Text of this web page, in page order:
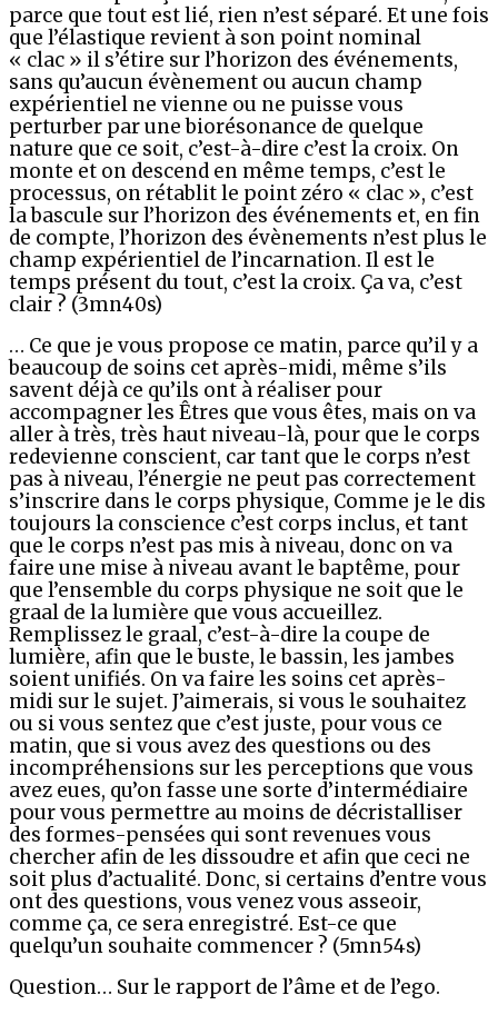
parce que tout est lié, rien n’est séparé. Et une fois
que l’élastique revient à son point nominal
« clac » il s’étire sur l’horizon des événements,
sans qu’aucun évènement ou aucun champ
expérientiel ne vienne ou ne puisse vous
perturber par une biorésonance de quelque
nature que ce soit, c’est-à-dire c’est la croix. On
monte et on descend en même temps, c’est le
processus, on rétablit le point zéro « clac », c’est
la bascule sur l’horizon des événements et, en fin
de compte, l’horizon des évènements n’est plus le
champ expérientiel de l’incarnation. Il est le
temps présent du tout, c’est la croix. Ça va, c’est
clair ? (3mn40s)
… Ce que je vous propose ce matin, parce qu’il y a
beaucoup de soins cet après-midi, même s’ils
savent déjà ce qu’ils ont à réaliser pour
accompagner les Êtres que vous êtes, mais on va
aller à très, très haut niveau-là, pour que le corps
redevienne conscient, car tant que le corps n’est
pas à niveau, l’énergie ne peut pas correctement
s’inscrire dans le corps physique, Comme je le dis
toujours la conscience c’est corps inclus, et tant
que le corps n’est pas mis à niveau, donc on va
faire une mise à niveau avant le baptême, pour
que l’ensemble du corps physique ne soit que le
graal de la lumière que vous accueillez.
Remplissez le graal, c’est-à-dire la coupe de
lumière, afin que le buste, le bassin, les jambes
soient unifiés. On va faire les soins cet après-
midi sur le sujet. J’aimerais, si vous le souhaitez
ou si vous sentez que c’est juste, pour vous ce
matin, que si vous avez des questions ou des
incompréhensions sur les perceptions que vous
avez eues, qu’on fasse une sorte d’intermédiaire
pour vous permettre au moins de décristalliser
des formes-pensées qui sont revenues vous
chercher afin de les dissoudre et afin que ceci ne
soit plus d’actualité. Donc, si certains d’entre vous
ont des questions, vous venez vous asseoir,
comme ça, ce sera enregistré. Est-ce que
quelqu’un souhaite commencer ? (5mn54s)
Question… Sur le rapport de l’âme et de l’ego.